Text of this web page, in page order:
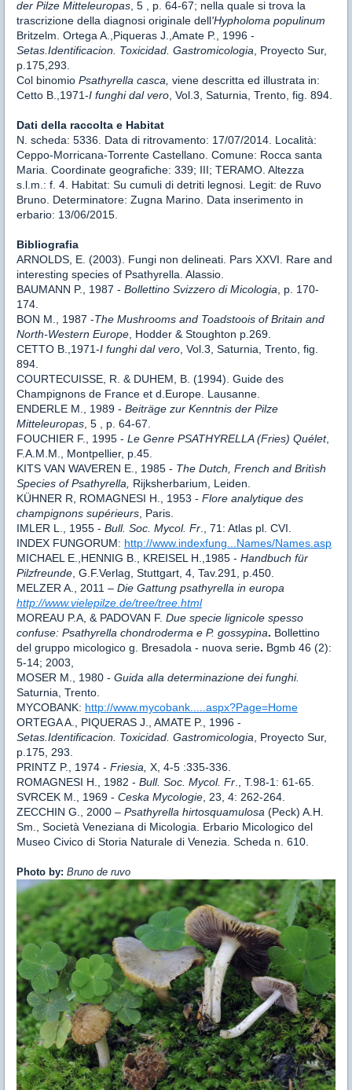
der Pilze Mitteleuropas , 5 , p. 64-67; nella quale si trova la
trascrizione della diagnosi originale dell'Hypholoma populinum
Britzelm. Ortega A.,Piqueras J.,Amate P., 1996 -
Setas.Identificacion. Toxicidad. Gastromicologia , Proyecto Sur,
p.175,293.
Col binomio Psathyrella casca, viene descritta ed illustrata in:
Cetto B.,1971-I funghi dal vero , Vol.3, Saturnia, Trento, fig. 894.
Dati della raccolta e Habitat
N. scheda: 5336. Data di ritrovamento: 17/07/2014. Località:
Ceppo-Morricana-Torrente Castellano. Comune: Rocca santa
Maria. Coordinate geografiche: 339; III; TERAMO. Altezza
s.l.m.: f. 4. Habitat: Su cumuli di detriti legnosi. Legit: de Ruvo
Bruno. Determinatore: Zugna Marino. Data inserimento in
erbario: 13/06/2015.
Bibliografia
ARNOLDS, E. (2003). Fungi non delineati. Pars XXVI. Rare and
interesting species of Psathyrella. Alassio.
BAUMANN P., 1987 - Bollettino Svizzero di Micologia , p. 170-
174.
BON M., 1987 -The Mushrooms and Toadstoois of Britain and
North-Western Europe , Hodder & Stoughton p.269.
CETTO B.,1971-I funghi dal vero , Vol.3, Saturnia, Trento, fig.
894.
COURTECUISSE, R. & DUHEM, B. (1994). Guide des
Champignons de France et d.Europe. Lausanne.
ENDERLE M., 1989 - Beiträge zur Kenntnis der Pilze
Mitteleuropas , 5 , p. 64-67.
FOUCHIER F., 1995 - Le Genre PSATHYRELLA (Fries) Quélet,
F.A.M.M., Montpellier, p.45.
KITS VAN WAVEREN E., 1985 - The Dutch, French and Britìsh
Species of Psathyrella,
Rijksherbarium, Leiden.
KÜHNER R, ROMAGNESI H., 1953 - Flore analytique des
champignons supérieurs , Paris.
IMLER L., 1955 - Bull. Soc. Mycol. Fr ., 71: Atlas pl. CVI.
INDEX FUNGORUM: http://www.indexfung...Names/Names.asp
MICHAEL E.,HENNIG B., KREISEL H.,1985 - Handbuch für
Pilzfreunde , G.F.Verlag, Stuttgart, 4, Tav.291, p.450.
MELZER A., 2011 – Die Gattung psathyrella in europa
http://www.vielepilze.de/tree/tree.html
MOREAU P.A, & PADOVAN F. Due specie lignicole spesso
confuse: Psathyrella chondroderma e P. gossypina. Bollettino
del gruppo micologico g. Bresadola - nuova serie. Bgmb 46 (2):
5-14; 2003,
MOSER M., 1980 - Guida alla determinazione dei funghi.
Saturnia, Trento.
MYCOBANK: http://www.mycobank.....aspx?Page=Home
ORTEGA A., PIQUERAS J., AMATE P., 1996 -
Setas.Identificacion. Toxicidad. Gastromicologia , Proyecto Sur,
p.175, 293.
PRINTZ P., 1974 - Friesia, X, 4-5 :335-336.
ROMAGNESI H., 1982 - Bull. Soc. Mycol. Fr ., T.98-1: 61-65.
SVRCEK M., 1969 - Ceska Mycologie , 23, 4: 262-264.
ZECCHIN G., 2000 – Psathyrella hirtosquamulosa (Peck) A.H.
Sm., Società Veneziana di Micologia. Erbario Micologico del
Museo Civico di Storia Naturale di Venezia. Scheda n. 610.
Photo by: Bruno de ruvo